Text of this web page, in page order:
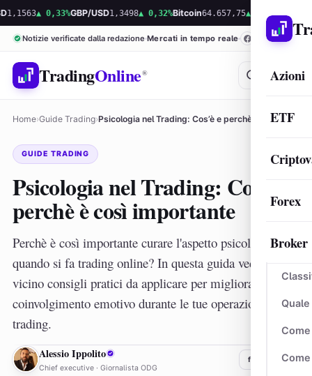
Azioni
ETF
Forex
Broker
GBP/USD1,3498▲ 0,32%Bitcoin64.657,75▲ 0,52%Ethereum
Notizie verificate dalla redazione Mercati in tempo reale
TradingOnline®
Home›Guide Trading›Psicologia nel Trading: Cos’è e perchè è così…
GUIDE TRADING
Psicologia nel Trading: Cos’è e
perchè è così importante
Perchè è così importante curare l'aspetto psicologico
quando si fa trading online? In questa guida vediamo da
vicino consigli pratici da applicare per migliorare il tuo
coinvolgimento emotivo durante le tue operazioni di
trading.
AI Alessio Ippolito
Chief executive · Giornalista ODG
f in